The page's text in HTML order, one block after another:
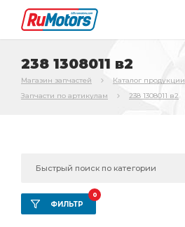
238 1308011 в2
Магазин запчастей
Каталог продукции
Запчасти по артикулам
238 1308011 в2
ФИЛЬТР
0